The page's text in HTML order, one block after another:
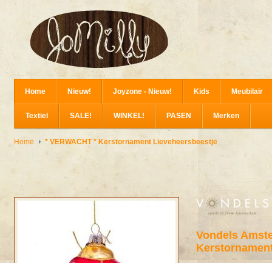
Home Nieuw! Joyzone - Nieuw! Kids Meubilair
Textiel SALE! WINKEL! PASEN Merken
Home * VERWACHT * Kerstornament Lieveheersbeestje
Vondels